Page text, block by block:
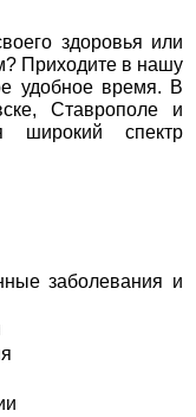
здоровья или
Приходите в нашу
удобное время. В
Ставрополе и
широкий спектр
заболевания и